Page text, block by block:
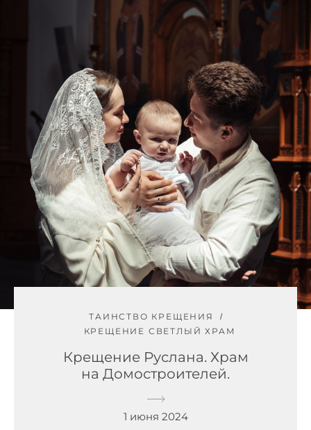
ТАИНСТВО КРЕЩЕНИЯ
КРЕЩЕНИЕ СВЕТЛЫЙ ХРАМ
Крещение Руслана. Храм
на Домостроителей.
1 июня 2024